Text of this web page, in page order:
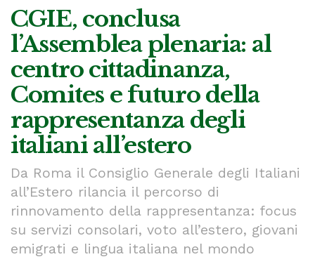
CGIE, conclusa
l’Assemblea plenaria: al
centro cittadinanza,
Comites e futuro della
rappresentanza degli
italiani all’estero
Da Roma il Consiglio Generale degli Italiani
all’Estero rilancia il percorso di
rinnovamento della rappresentanza: focus
su servizi consolari, voto all’estero, giovani
emigrati e lingua italiana nel mondo